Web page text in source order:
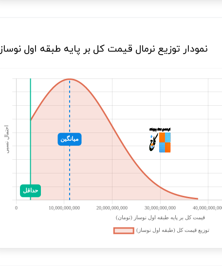
نمودار توزیع نرمال قیمت کل بر پایه طبقه اول نوساز